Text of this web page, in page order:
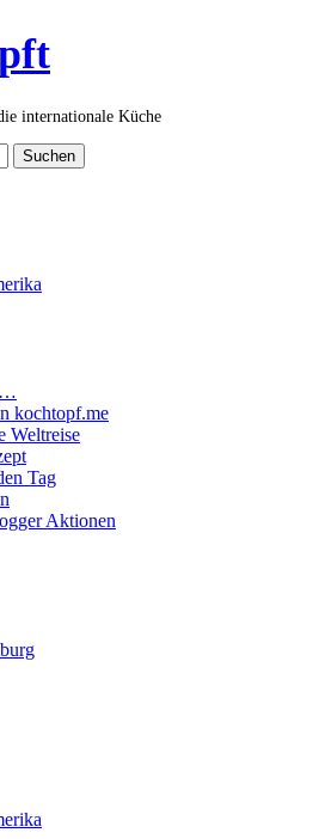
internationale Küche
kochtopf.me
Weltreise
Tag
Aktionen